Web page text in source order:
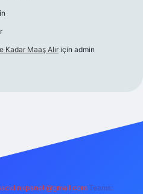
Kadar Maaş Alır için admin
Teams: